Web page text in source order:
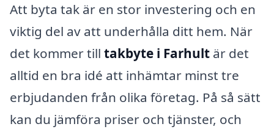
Att byta tak är en stor investering och en
viktig del av att underhålla ditt hem. När
det kommer till takbyte i Farhult är det
alltid en bra idé att inhämtar minst tre
erbjudanden från olika företag. På så sätt
kan du jämföra priser och tjänster, och